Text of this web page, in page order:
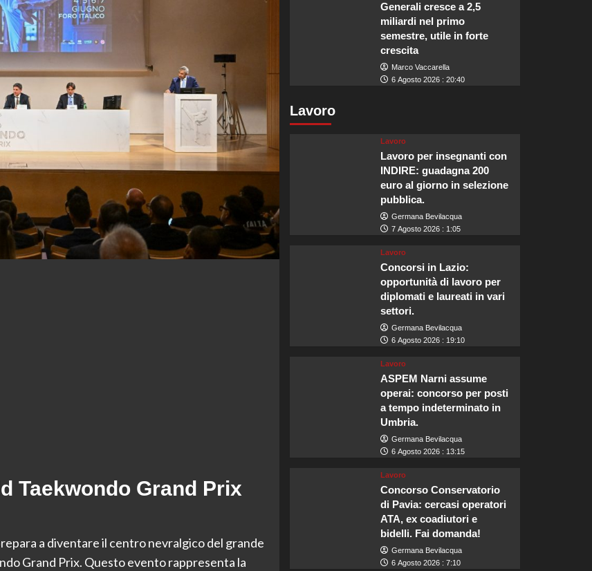
Taekwondo Grand Prix
a diventare il centro nevralgico del grande
Grand Prix. Questo evento rappresenta la
Generali cresce a 2,5
miliardi nel primo
semestre, utile in forte
crescita
Marco Vaccarella
6 Agosto 2026 : 20:40
Lavoro
Lavoro
Lavoro per insegnanti con
INDIRE: guadagna 200
euro al giorno in selezione
pubblica.
Germana Bevilacqua
7 Agosto 2026 : 1:05
Lavoro
Concorsi in Lazio:
opportunità di lavoro per
diplomati e laureati in vari
settori.
Germana Bevilacqua
6 Agosto 2026 : 19:10
Lavoro
ASPEM Narni assume
operai: concorso per posti
a tempo indeterminato in
Umbria.
Germana Bevilacqua
6 Agosto 2026 : 13:15
Lavoro
Concorso Conservatorio
di Pavia: cercasi operatori
ATA, ex coadiutori e
bidelli. Fai domanda!
Germana Bevilacqua
6 Agosto 2026 : 7:10